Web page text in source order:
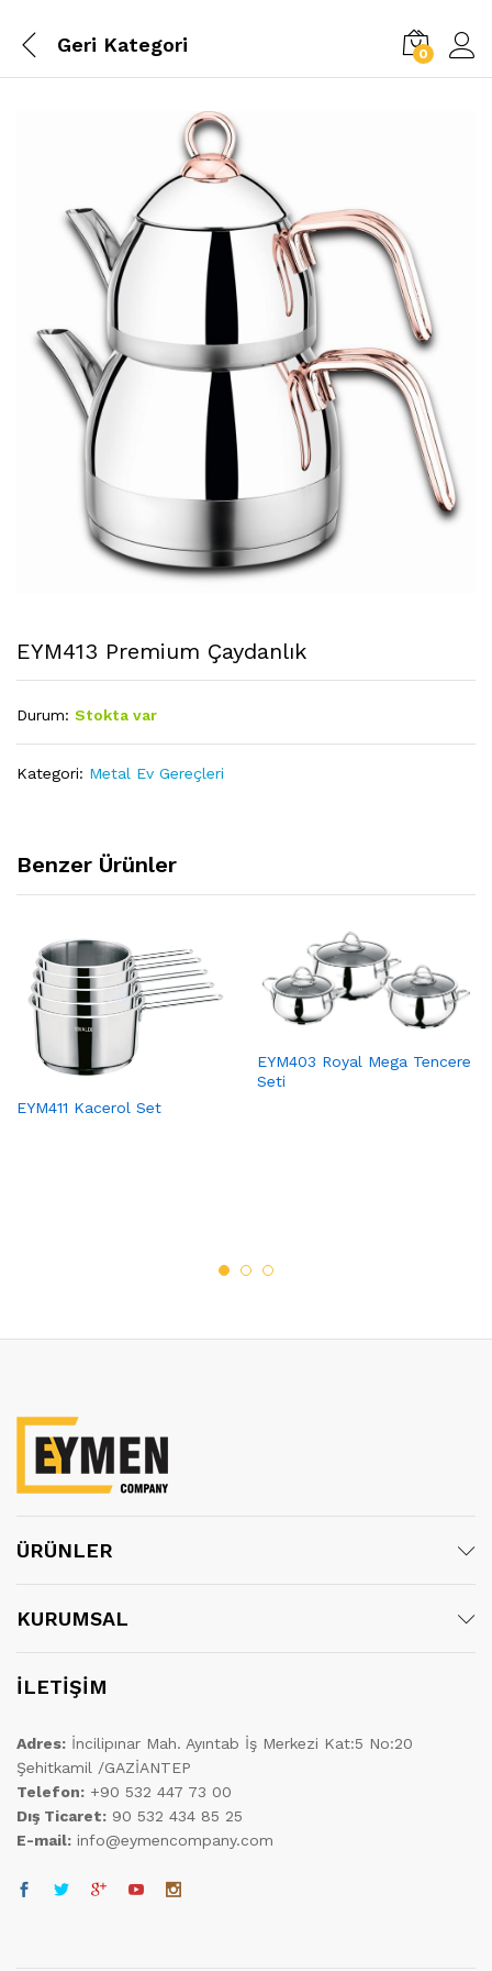
Geri Kategori 0
EYM413 Premium Çaydanlık
Durum: Stokta var
Kategori: Metal Ev Gereçleri
Benzer Ürünler
EYM411 Kacerol Set
EYM403 Royal Mega Tencere
Seti
ÜRÜNLER
KURUMSAL
İLETİŞİM
Adres: İncilipınar Mah. Ayıntab İş Merkezi Kat:5 No:20
Şehitkamil /GAZİANTEP
Telefon: +90 532 447 73 00
Dış Ticaret: 90 532 434 85 25
E-mail: info@eymencompany.com